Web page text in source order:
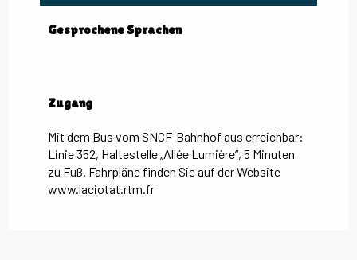
Gesprochene Sprachen
Gesprochene Sprachen
Zugang
Zugang
Mit dem Bus vom SNCF-Bahnhof aus erreichbar:
Linie 352, Haltestelle „Allée Lumière“, 5 Minuten
zu Fuß. Fahrpläne finden Sie auf der Website
www.laciotat.rtm.fr